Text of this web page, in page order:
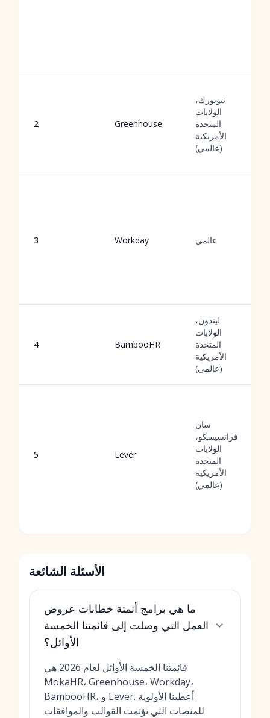
2 Greenhouse
نيويورك،
الولايات
المتحدة
الأمريكية
(عالمي)
3 Workday عالمي
4 BambooHR
ليندون،
الولايات
المتحدة
الأمريكية
(عالمي)
5 Lever
سان
فرانسيسكو،
الولايات
المتحدة
الأمريكية
(عالمي)
الأسئلة الشائعة
ما هي برامج أتمتة خطابات عروض
العمل التي وصلت إلى قائمتنا الخمسة
الأوائل؟
قائمتنا الخمسة الأوائل لعام 2026 هي
MokaHR، Greenhouse، Workday،
BambooHR، و Lever. أعطينا الأولوية
للمنصات التي تؤتمت القوالب والموافقات